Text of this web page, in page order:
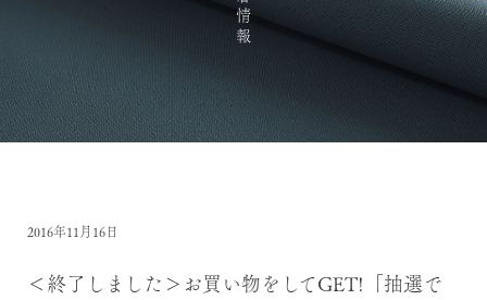
2016年11月16日
＜終了しました＞お買い物をしてGET!「抽選で